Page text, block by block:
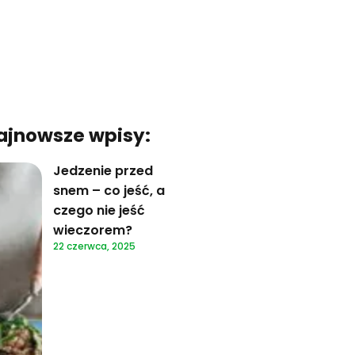
wpisy:
Jedzenie przed
snem – co jeść, a
czego nie jeść
wieczorem?
22 czerwca, 2025